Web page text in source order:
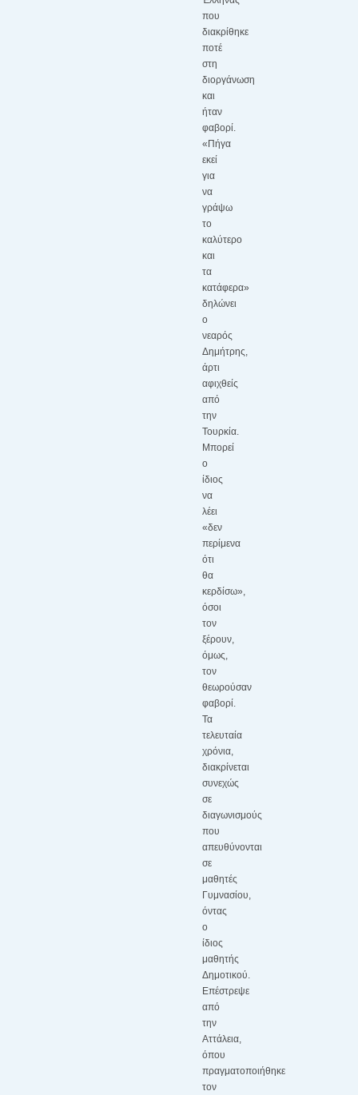
που
διακρίθηκε
ποτέ
στη
διοργάνωση
και
ήταν
φαβορί.
«Πήγα
εκεί
για
να
γράψω
το
καλύτερο
και
τα
κατάφερα»
δηλώνει
ο
νεαρός
Δημήτρης,
άρτι
αφιχθείς
από
την
Τουρκία.
Μπορεί
ο
ίδιος
να
λέει
«δεν
περίμενα
ότι
θα
κερδίσω»,
όσοι
τον
ξέρουν,
όμως,
τον
θεωρούσαν
φαβορί.
Τα
τελευταία
χρόνια,
διακρίνεται
συνεχώς
σε
διαγωνισμούς
που
απευθύνονται
σε
μαθητές
Γυμνασίου,
όντας
ο
ίδιος
μαθητής
Δημοτικού.
Επέστρεψε
από
την
Αττάλεια,
όπου
πραγματοποιήθηκε
τον